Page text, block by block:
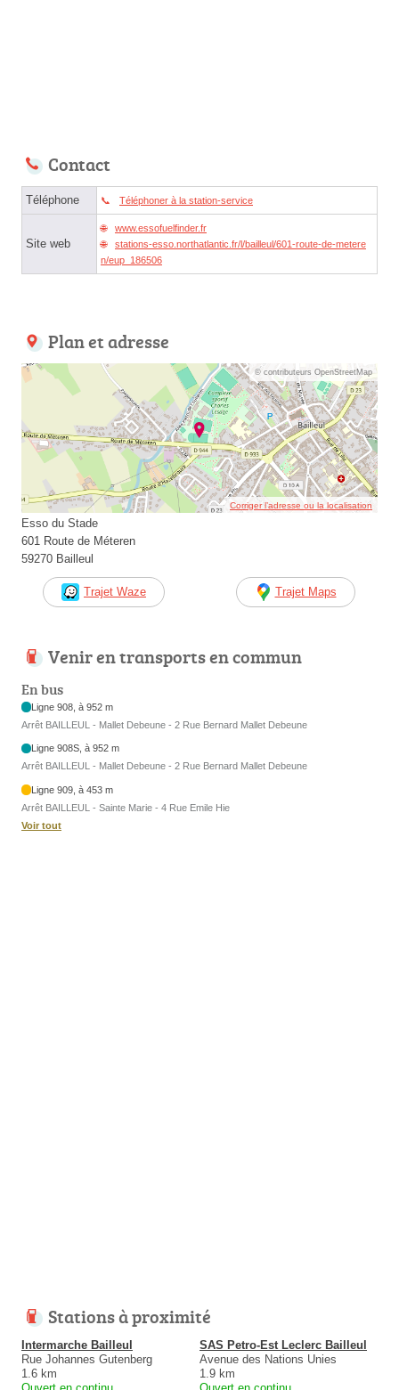
Contact
Téléphone Téléphoner à la station-service
Site web
www.essofuelfinder.fr
stations-esso.northatlantic.fr/l/bailleul/601-route-de-metere
n/eup_186506
Plan et adresse
© contributeurs OpenStreetMap
Corriger l’adresse ou la localisation
Esso du Stade
601 Route de Méteren
59270 Bailleul
Trajet Waze Trajet Maps
Venir en transports en commun
En bus
Ligne 908, à 952 m
Arrêt BAILLEUL - Mallet Debeune - 2 Rue Bernard Mallet Debeune
Ligne 908S, à 952 m
Arrêt BAILLEUL - Mallet Debeune - 2 Rue Bernard Mallet Debeune
Ligne 909, à 453 m
Arrêt BAILLEUL - Sainte Marie - 4 Rue Emile Hie
Voir tout
Stations à proximité
Intermarche Bailleul
Rue Johannes Gutenberg
1.6 km
SAS Petro-Est Leclerc Bailleul
Avenue des Nations Unies
1.9 km